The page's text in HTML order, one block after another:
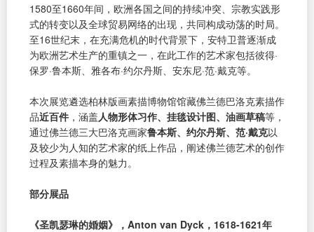
1580至1660年间，欧洲各国之间的持续冲突、宗教实践形
式的转变以及全球贸易网络的出现，共同构成动荡的时局。
至16世纪末，在充满危机的时代背景下，安特卫普逐渐成
为欧洲艺术生产的重镇之一，在此工作的艺术家包括彼得·
保罗·鲁本斯、雅各布·约尔丹斯、安东尼·范·戴克等。
本次展览遴选柏林版画素描博物馆馆藏佛兰德巴洛克素描作
品近百件 ，涵盖 人物形体习作、挂毯设计图、油画草稿等，
通过佛兰德三大巴洛克画家鲁本斯、约尔丹斯、范·戴克以
及较少为人知的艺术家的纸上作品，阐述佛兰德艺术的创作
过程及素描本身的魅力。
部分展品
《圣凯瑟琳的婚姻》，Anton van Dyck，1618-1621年